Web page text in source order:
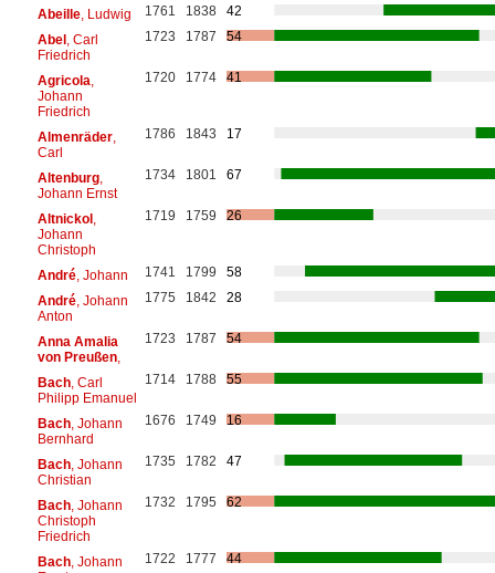
Abeille, Ludwig 1761 1838
42
Abel, Carl
Friedrich
1723 1787 54
Agricola
Johann
Friedrich
1720 1774 41
Almenräder,
Carl
1786 1843 17
Altenburg,
Johann Ernst
1734 1801 67
Altnickol,
Johann
Christoph
1719 1759 26
André, Johann 1741 1799
58
André, Johann
Anton
1775 1842 28
Anna Amalia
von Preußen,
1723 1787 54
Bach, Carl
Philipp Emanuel
1714 1788 55
Bach, Johann
Bernhard
1676 1749 16
Bach, Johann
Christian
1735 1782 47
Bach, Johann
Christoph
Friedrich
1732 1795 62
Bach, Johann
1722 1777 44